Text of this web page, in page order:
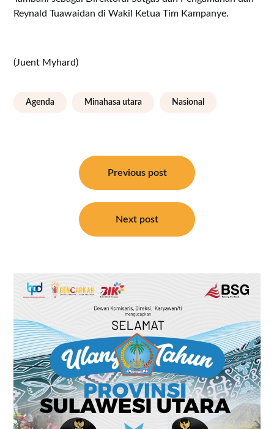
Reynald Tuawaidan di Wakil Ketua Tim Kampanye.
(Juent Myhard)
Agenda Minahasa utara Nasional
Previous post
Next post